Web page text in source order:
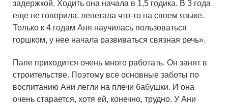
задержкой. Ходить она начала в 1,5 годика. В 3 года
еще не говорила, лепетала что-то на своем языке.
Только к 4 годам Аня научилась пользоваться
горшком, у нее начала развиваться связная речь».
Папе приходится очень много работать. Он занят в
строительстве. Поэтому все основные заботы по
воспитанию Ани легли на плечи бабушки. И она
очень старается, хотя ей, конечно, трудно. У Ани